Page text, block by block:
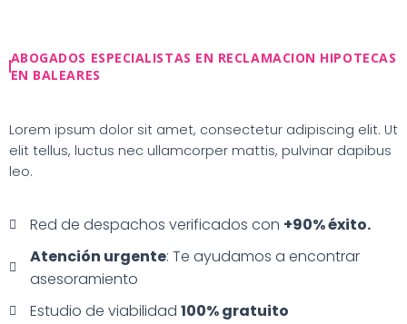
contenido
ABOGADOS ESPECIALISTAS EN RECLAMACION HIPOTECAS
EN BALEARES
Lorem ipsum dolor sit amet, consectetur adipiscing elit. Ut
elit tellus, luctus nec ullamcorper mattis, pulvinar dapibus
leo.
Red de despachos verificados con +90% éxito.
Atención urgente: Te ayudamos a encontrar
asesoramiento
Estudio de viabilidad 100% gratuito